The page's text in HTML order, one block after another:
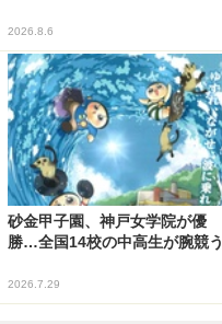
2026.8.6
砂金甲子園、神戸女学院が優
勝…全国14校の中高生が腕競う
2026.7.29